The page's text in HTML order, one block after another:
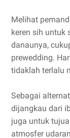
Melihat
keren sih untuk
danaunya,
prewedding.
tidaklah terlalu
Sebagai
dijangkau dari
juga untuk
atmosfer